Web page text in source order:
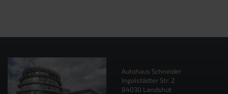
Autohaus Schneider
Ingolstädter Str. 2
84030 Landshut